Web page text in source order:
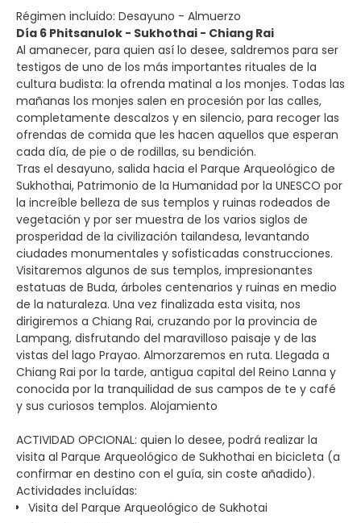
Régimen incluido: Desayuno - Almuerzo
Día 6 Phitsanulok - Sukhothai - Chiang Rai
Al amanecer, para quien así lo desee, saldremos para ser
testigos de uno de los más importantes rituales de la
cultura budista: la ofrenda matinal a los monjes. Todas las
mañanas los monjes salen en procesión por las calles,
completamente descalzos y en silencio, para recoger las
ofrendas de comida que les hacen aquellos que esperan
cada día, de pie o de rodillas, su bendición.
Tras el desayuno, salida hacia el Parque Arqueológico de
Sukhothai, Patrimonio de la Humanidad por la UNESCO por
la increíble belleza de sus templos y ruinas rodeados de
vegetación y por ser muestra de los varios siglos de
prosperidad de la civilización tailandesa, levantando
ciudades monumentales y sofisticadas construcciones.
Visitaremos algunos de sus templos, impresionantes
estatuas de Buda, árboles centenarios y ruinas en medio
de la naturaleza. Una vez finalizada esta visita, nos
dirigiremos a Chiang Rai, cruzando por la provincia de
Lampang, disfrutando del maravilloso paisaje y de las
vistas del lago Prayao. Almorzaremos en ruta. Llegada a
Chiang Rai por la tarde, antigua capital del Reino Lanna y
conocida por la tranquilidad de sus campos de te y café
y sus curiosos templos. Alojamiento
ACTIVIDAD OPCIONAL: quien lo desee, podrá realizar la
visita al Parque Arqueológico de Sukhothai en bicicleta (a
confirmar en destino con el guía, sin coste añadido).
Actividades incluídas:
Visita del Parque Arqueológico de Sukhotai